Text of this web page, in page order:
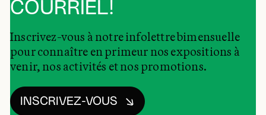
COURRIEL!
Inscrivez-vous à notre infolettre bimensuelle
pour connaître en primeur nos expositions à
venir, nos activités et nos promotions.
INSCRIVEZ-VOUS